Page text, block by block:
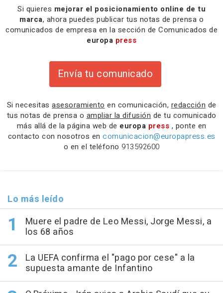
Si quieres mejorar el posicionamiento online de tu
marca, ahora puedes publicar tus notas de prensa o
comunicados de empresa en la sección de Comunicados de
europa press
Envía tu comunicado
Si necesitas asesoramiento en comunicación, redacción de
tus notas de prensa o ampliar la difusión de tu comunicado
más allá de la página web de europa press , ponte en
contacto con nosotros en comunicacion@europapress.es
o en el teléfono 913592600
Lo más leído
Muere el padre de Leo Messi, Jorge Messi, a
los 68 años
La UEFA confirma el "pago por cese" a la
supuesta amante de Infantino